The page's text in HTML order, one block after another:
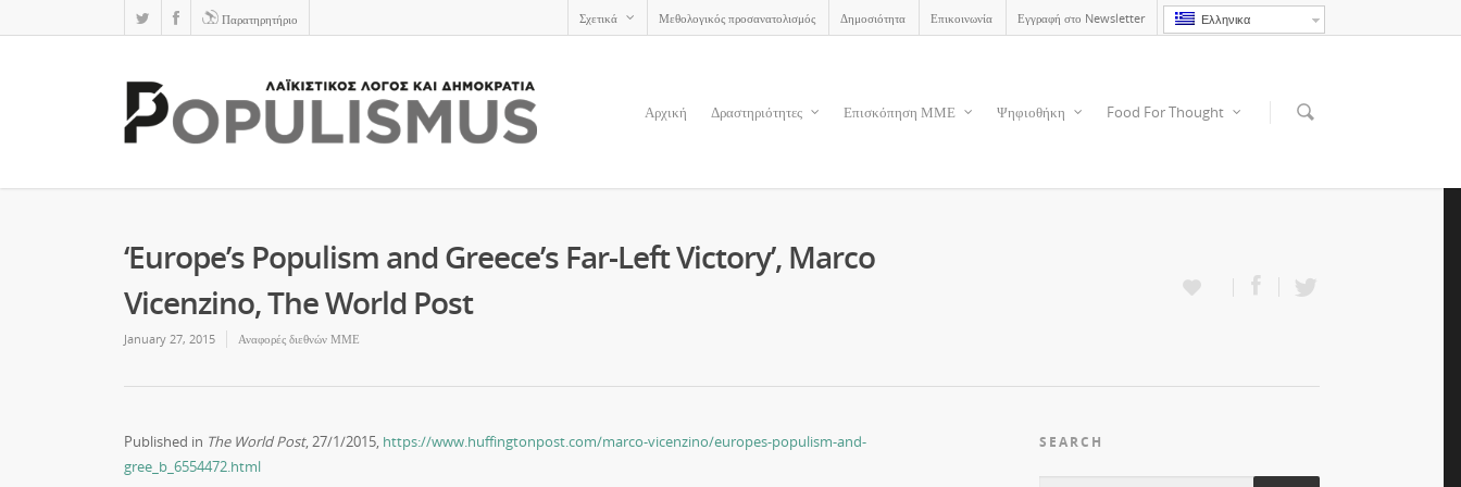
Παρατηρητήριο Ελληνικα
Σχετικά Μεθολογικός προσανατολισμός Δημοσιότητα Επικοινωνία Εγγραφή στο Newsletter
Αρχική Δραστηριότητες Επισκόπηση ΜΜΕ Ψηφιοθήκη Food For Thought
‘Europe’s Populism and Greece’s Far-Left Victory’, Marco
Vicenzino, The World Post
January 27, 2015 Αναφορές διεθνών ΜΜΕ
Published in The World Post, 27/1/2015, https://www.huffingtonpost.com/marco-vicenzino/europes-populism-and-
gree_b_6554472.html
SEARCH